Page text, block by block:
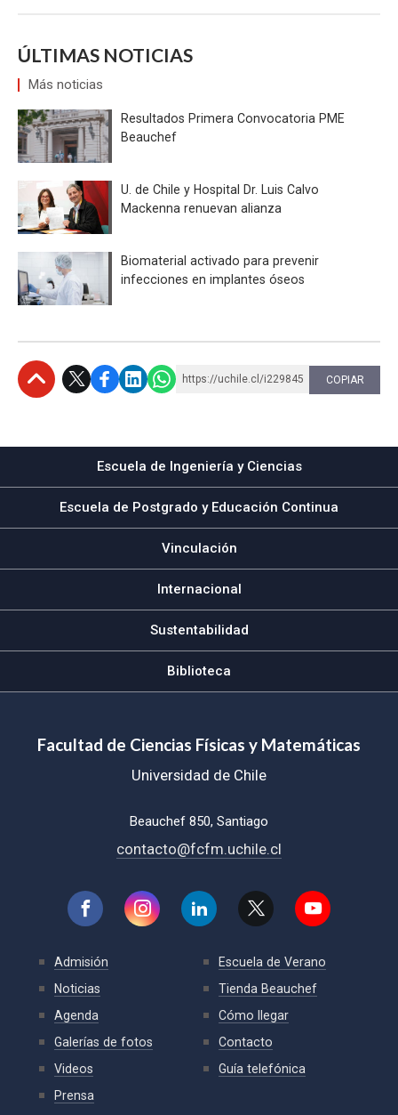
ÚLTIMAS NOTICIAS
Más noticias
Resultados Primera Convocatoria PME
Beauchef
U. de Chile y Hospital Dr. Luis Calvo
Mackenna renuevan alianza
Biomaterial activado para prevenir
infecciones en implantes óseos
https://uchile.cl/i229845 COPIAR
Escuela de Ingeniería y Ciencias
Escuela de Postgrado y Educación Continua
Vinculación
Internacional
Sustentabilidad
Biblioteca
Facultad de Ciencias Físicas y Matemáticas
Universidad de Chile
Beauchef 850, Santiago
contacto@fcfm.uchile.cl
Admisión
Noticias
Agenda
Galerías de fotos
Videos
Prensa
Escuela de Verano
Tienda Beauchef
Cómo llegar
Contacto
Guía telefónica